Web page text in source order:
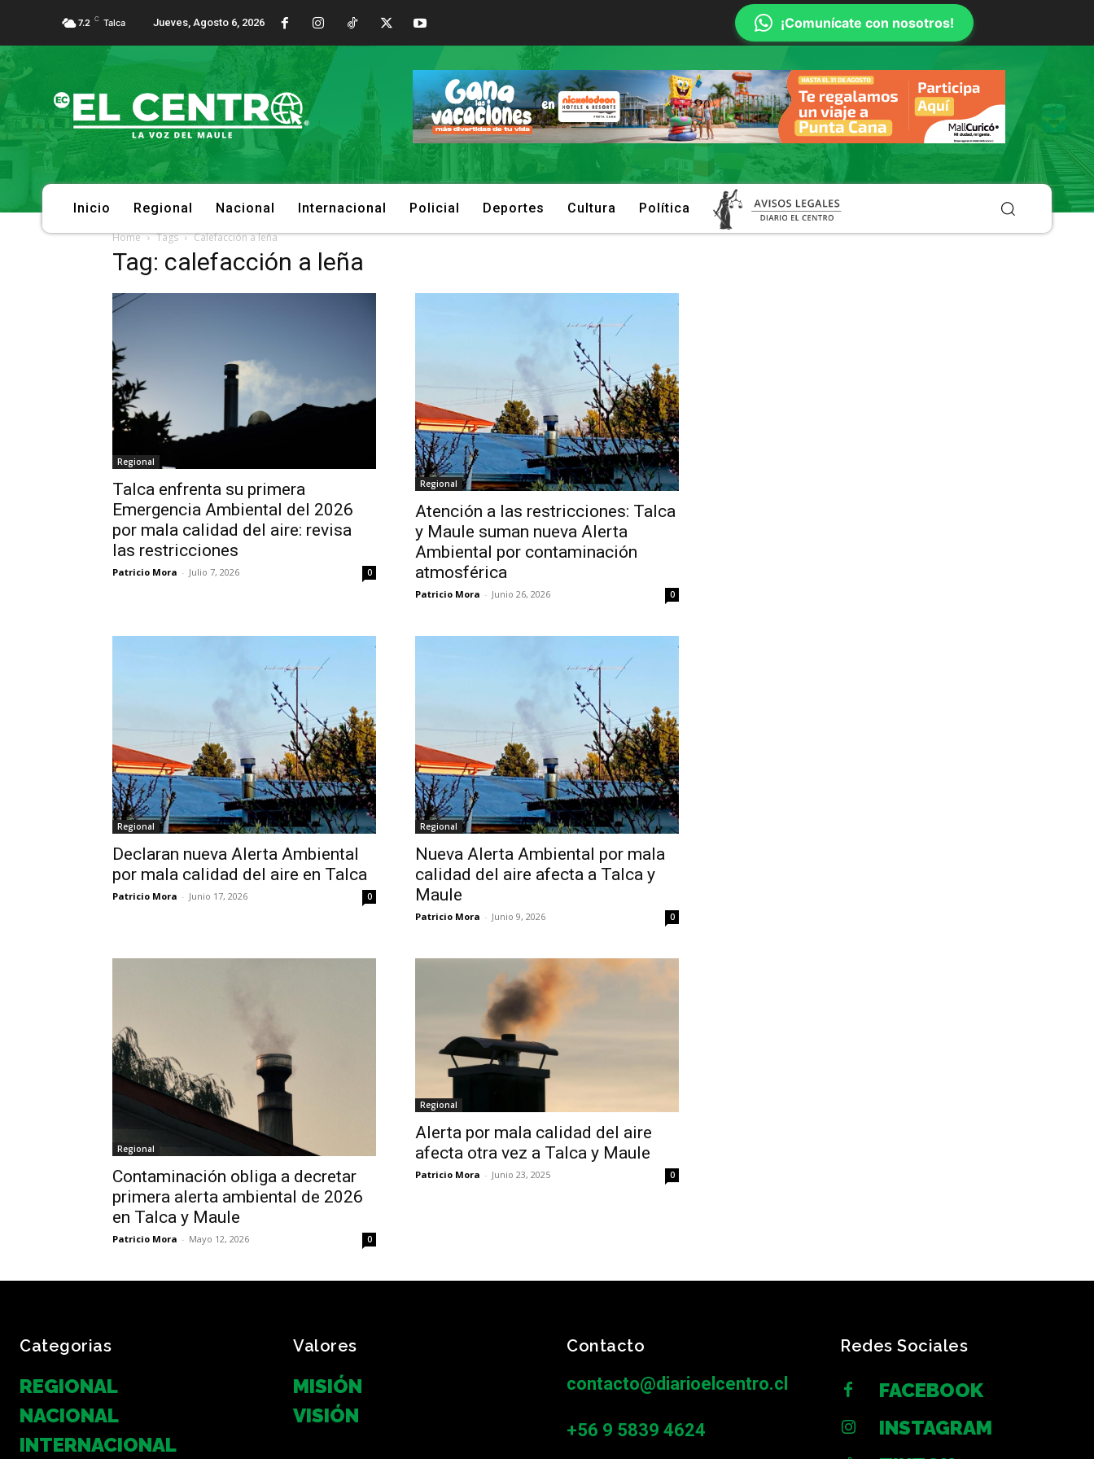
7.2 C Talca Jueves, Agosto 6, 2026 ¡Comunícate con nosotros!
Inicio Regional Nacional Internacional Policial Deportes Cultura Política
Home Tags Calefacción a leña
Tag: calefacción a leña
Regional
Talca enfrenta su primera
Emergencia Ambiental del 2026
por mala calidad del aire: revisa
las restricciones
Patricio Mora - Julio 7, 2026 0
Regional
Atención a las restricciones: Talca
y Maule suman nueva Alerta
Ambiental por contaminación
atmosférica
Patricio Mora - Junio 26, 2026 0
Regional
Declaran nueva Alerta Ambiental
por mala calidad del aire en Talca
Patricio Mora - Junio 17, 2026 0
Regional
Nueva Alerta Ambiental por mala
calidad del aire afecta a Talca y
Maule
Patricio Mora - Junio 9, 2026 0
Regional
Contaminación obliga a decretar
primera alerta ambiental de 2026
en Talca y Maule
Patricio Mora - Mayo 12, 2026 0
Regional
Alerta por mala calidad del aire
afecta otra vez a Talca y Maule
Patricio Mora - Junio 23, 2025 0
Categorias
REGIONAL
NACIONAL
INTERNACIONAL
Valores
MISIÓN
VISIÓN
Contacto
contacto@diarioelcentro.cl
+56 9 5839 4624
Redes Sociales
FACEBOOK
INSTAGRAM